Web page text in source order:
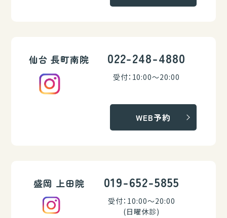
仙台 長町南院 022-248-4880
受付：10:00～20:00
WEB予約
盛岡 上田院 019-652-5855
受付：10:00～20:00
(日曜休診)